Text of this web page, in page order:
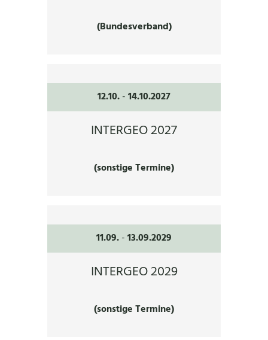
(Bundesverband)
12.10.-14.10.2027
INTERGEO 2027
(sonstige Termine)
11.09.-13.09.2029
INTERGEO 2029
(sonstige Termine)